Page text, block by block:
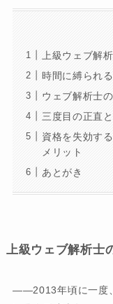
上級ウェブ解
時間に縛られ
ウェブ解析士
三度目の正直
資格を失効す
メリット
あとがき
上級ウェブ解析士
――2013年頃に一度